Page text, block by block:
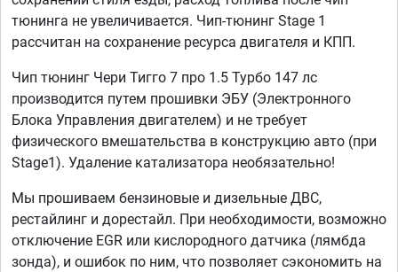
тюнинга не увеличивается. Чип-тюнинг Stage 1
рассчитан на сохранение ресурса двигателя и КПП.
Чип тюнинг Чери Тигго 7 про 1.5 Турбо 147 лс
производится путем прошивки ЭБУ (Электронного
Блока Управления двигателем) и не требует
физического вмешательства в конструкцию авто (при
Stage1). Удаление катализатора необязательно!
Мы прошиваем бензиновые и дизельные ДВС,
рестайлинг и дорестайл. При необходимости, возможно
отключение EGR или кислородного датчика (лямбда
зонда), и ошибок по ним, что позволяет сэкономить на